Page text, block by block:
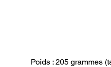
Poids : 205 grammes